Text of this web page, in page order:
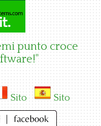
punto croce
Sito Sito